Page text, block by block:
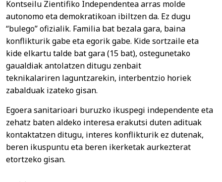
Kontseilu Zientifiko Independentea arras molde
autonomo eta demokratikoan ibiltzen da. Ez dugu
“bulego” ofizialik. Familia bat bezala gara, baina
konflikturik gabe eta egorik gabe. Kide sortzaile eta
kide elkartu talde bat gara (15 bat), ostegunetako
gaualdiak antolatzen ditugu zenbait
teknikalariren laguntzarekin, interbentzio horiek
zabalduak izateko gisan.
Egoera sanitarioari buruzko ikuspegi independente eta
zehatz baten aldeko interesa erakutsi duten adituak
kontaktatzen ditugu, interes konflikturik ez dutenak,
beren ikuspuntu eta beren ikerketak aurkezterat
etortzeko gisan.